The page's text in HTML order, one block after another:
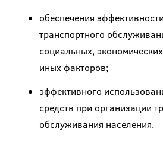
обеспечения
транспортного
социальных,
иных факторов;
эффективного
средств при организации
обслуживания населения.